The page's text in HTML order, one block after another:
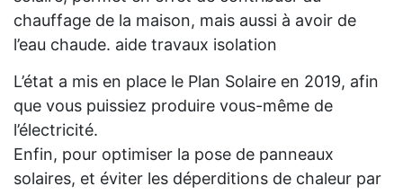
chauffage de la maison, mais aussi à avoir de
l’eau chaude. aide travaux isolation
L’état a mis en place le Plan Solaire en 2019, afin
que vous puissiez produire vous-même de
l’électricité.
Enfin, pour optimiser la pose de panneaux
solaires, et éviter les déperditions de chaleur par